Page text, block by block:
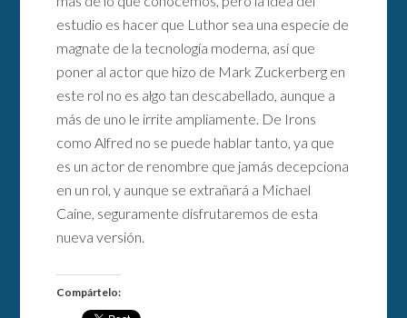
estudio es hacer que Luthor sea una especie de
magnate de la tecnología moderna, así que
poner al actor que hizo de Mark Zuckerberg en
este rol no es algo tan descabellado, aunque a
más de uno le irrite ampliamente. De Irons
como Alfred no se puede hablar tanto, ya que
es un actor de renombre que jamás decepciona
en un rol, y aunque se extrañará a Michael
Caine, seguramente disfrutaremos de esta
nueva versión.
Compártelo: